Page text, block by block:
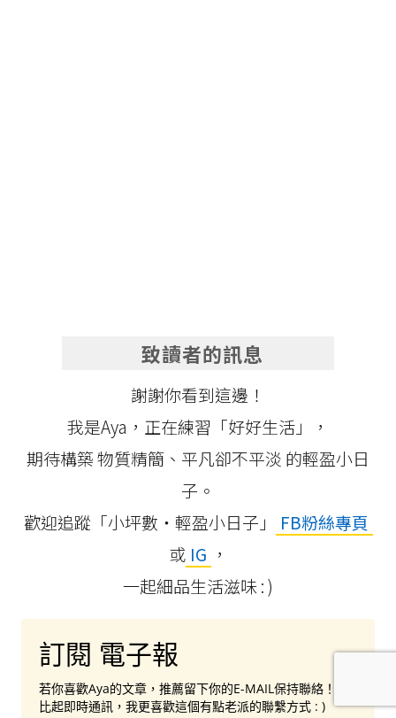
致讀者的訊息
謝謝你看到這邊！
我是Aya，正在練習「好好生活」，
期待構築 物質精簡、平凡卻不平淡 的輕盈小日
子。
歡迎追蹤「小坪數‧輕盈小日子」
FB粉絲專頁
或 IG ，
一起細品生活滋味 : )
訂閱 電子報
若你喜歡Aya的文章，推薦留下你的E-MAIL保持聯絡！
比起即時通訊，我更喜歡這個有點老派的聯繫方式 : )